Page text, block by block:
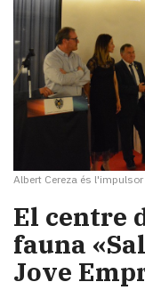
Albert Cereza és
El centre
fauna
Jove